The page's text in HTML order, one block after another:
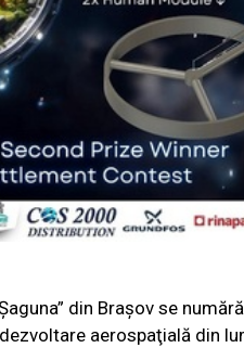
din Braşov se
aerospaţială din